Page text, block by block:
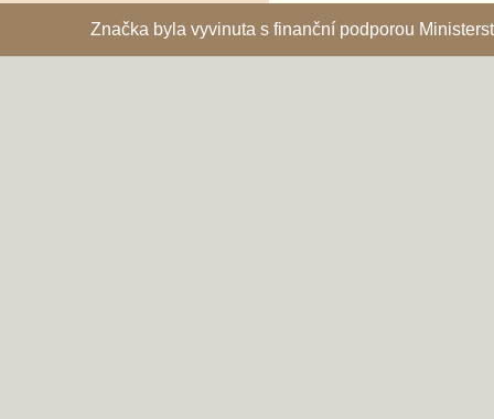
Značka byla vyvinuta s finanční podporou